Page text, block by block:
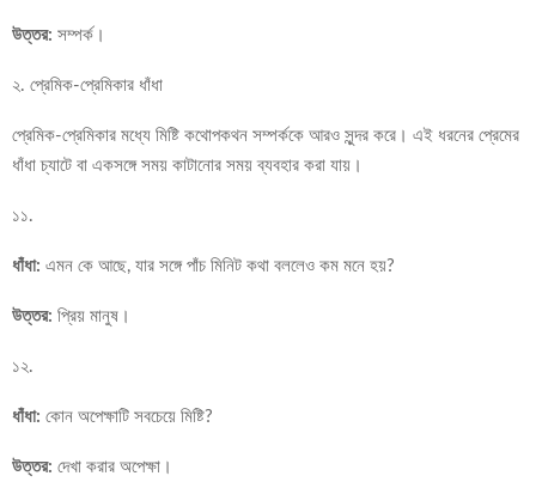
উত্তর: সম্পর্ক।
২. প্রেমিক-প্রেমিকার ধাঁধা
প্রেমিক-প্রেমিকার মধ্যে মিষ্টি কথোপকথন সম্পর্ককে আরও সুন্দর করে। এই ধরনের প্রেমের
ধাঁধা চ্যাটে বা একসঙ্গে সময় কাটানোর সময় ব্যবহার করা যায়।
১১.
ধাঁধা: এমন কে আছে, যার সঙ্গে পাঁচ মিনিট কথা বললেও কম মনে হয়?
উত্তর: প্রিয় মানুষ।
১২.
ধাঁধা: কোন অপেক্ষাটি সবচেয়ে মিষ্টি?
উত্তর: দেখা করার অপেক্ষা।